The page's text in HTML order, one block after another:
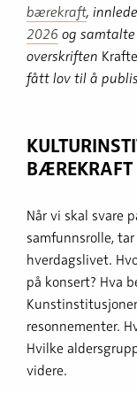
bærekraft,
2026 og
overskriften
fått lov til å
BÆREKRAFT
Når vi skal svare
samfunnsrolle,
hverdagslivet.
på konsert? Hva
resonnementer.
Hvilke
videre.